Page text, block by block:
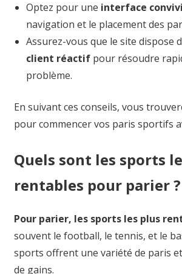
Optez pour une interface
navigation et le placement des
Assurez-vous que le site dispose
client réactifpour résoudre
problème.
En suivant ces conseils, vous
pour commencer vos paris sportifs
Quels sont les sports
rentables pour parier ?
Pour parier, les sports les plus
souvent le football, le tennis, et le
sports offrent une variété de paris
de gains.